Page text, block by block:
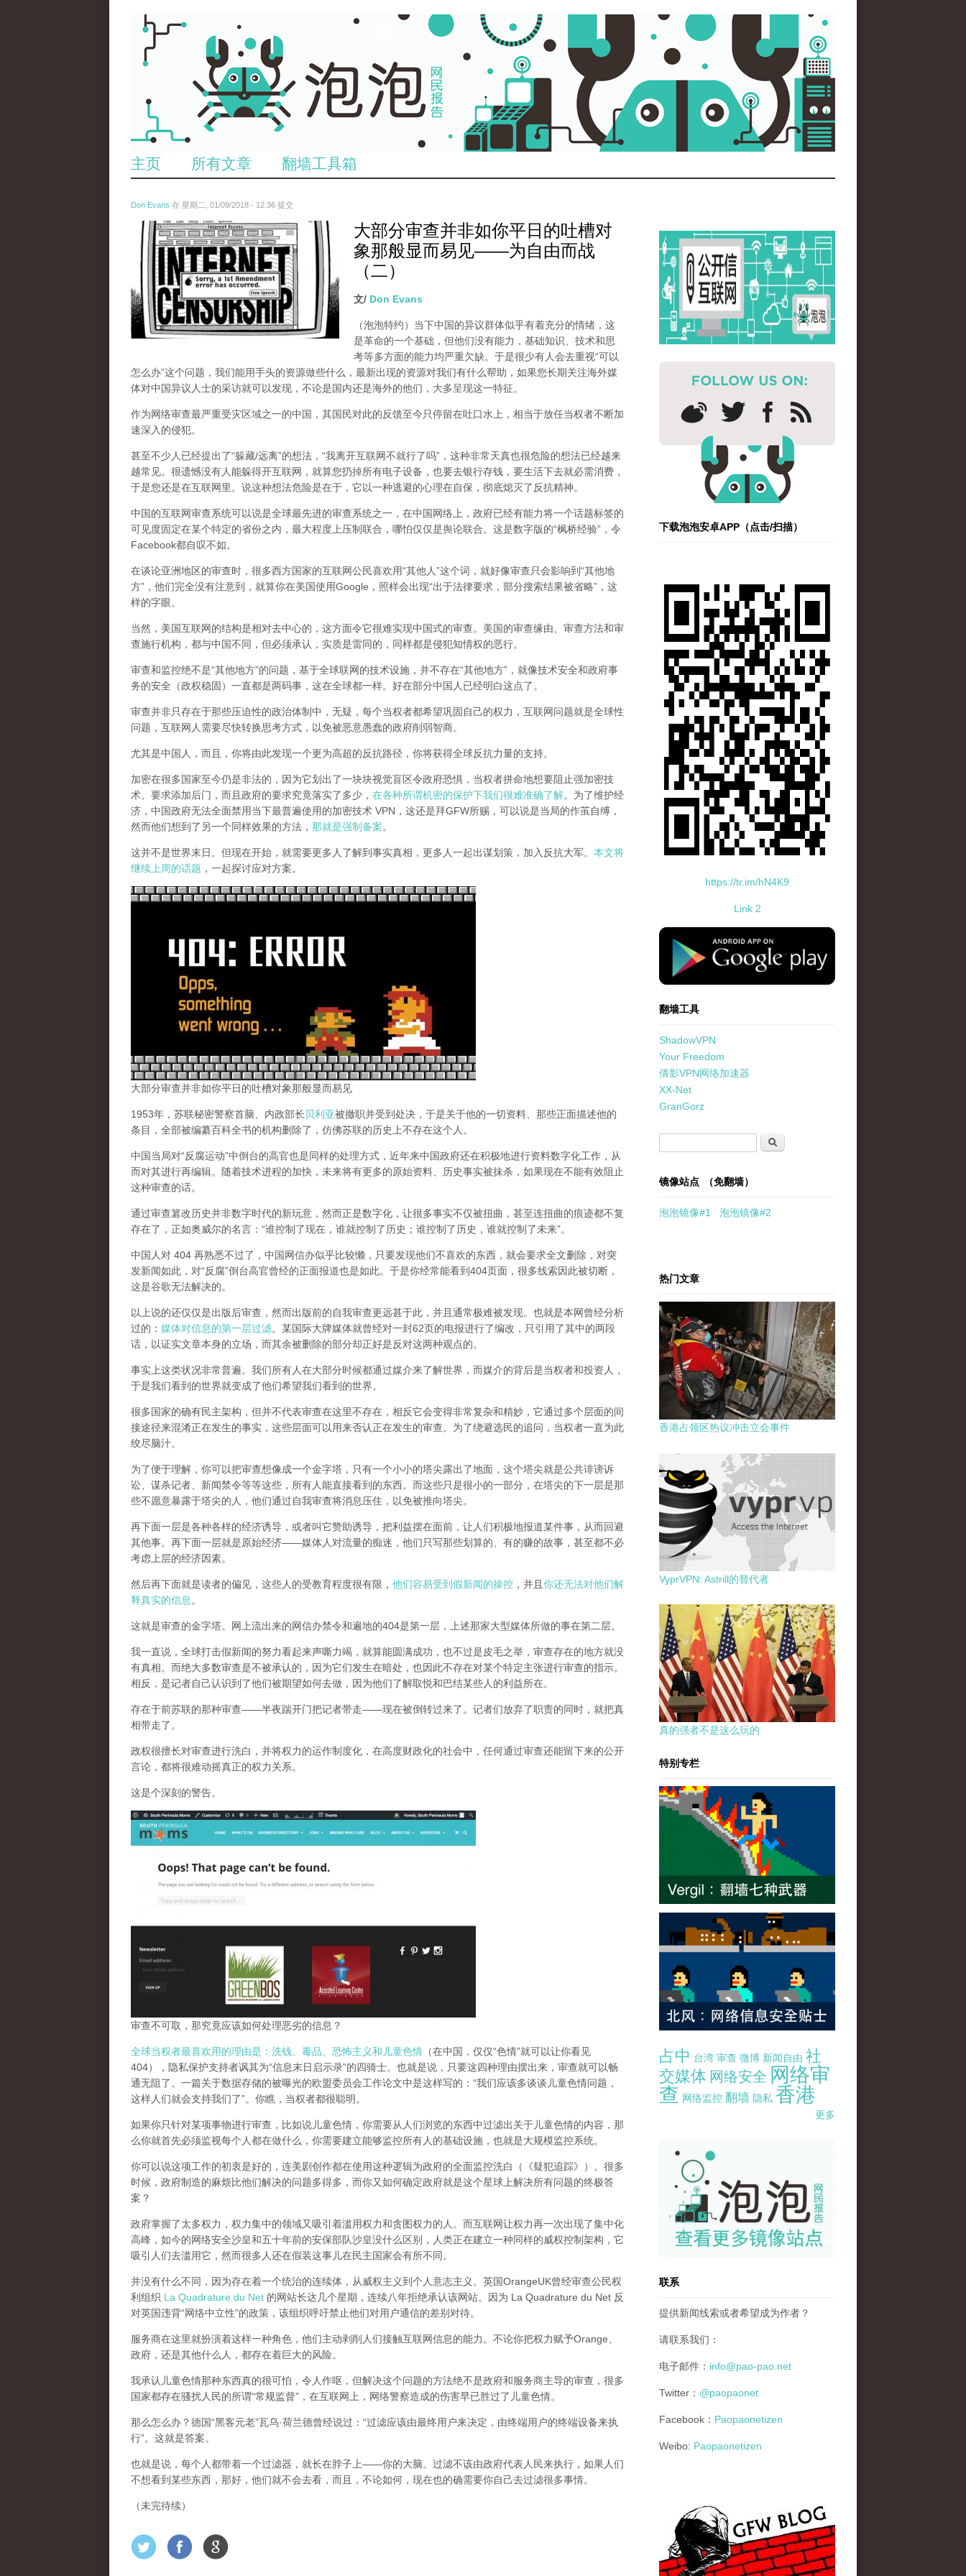
主页 所有文章 翻墙工具箱
Don Evans 在 星期二, 01/09/2018 - 12:36 提交
wechatimg866.jpeg
大部分审查并非如你平日的吐槽对
象那般显而易见——为自由而战
（二）
文/ Don Evans
（泡泡特约） 当下中国的异议群体似乎有着充分的情绪，这
是革命的一个基础，但他们没有能力，基础知识、技术和思
考等多方面的能力均严重欠缺。于是很少有人会去重视“可以
怎么办”这个问题，我们能用手头的资源做些什么，最新出现的资源对我们有什么帮助，如果您长期关注海外媒
体对中国异议人士的采访就可以发现，不论是国内还是海外的他们，大多呈现这一特征。
作为网络审查最严重受灾区域之一的中国，其国民对此的反馈至今只停留在吐口水上，相当于放任当权者不断加
速深入的侵犯。
甚至不少人已经提出了“躲藏/远离”的想法，“我离开互联网不就行了吗”，这种非常天真也很危险的想法已经越来
越常见。很遗憾没有人能躲得开互联网，就算您扔掉所有电子设备，也要去银行存钱，要生活下去就必需消费，
于是您还是在互联网里。说这种想法危险是在于，它以一种逃避的心理在自保，彻底熄灭了反抗精神。
中国的互联网审查系统可以说是全球最先进的审查系统之一，在中国网络上，政府已经有能力将一个话题标签的
可见度固定在某个特定的省份之内，最大程度上压制联合 ，哪怕仅仅是舆论联合。这是数字版的“枫桥经验”，令
Facebook都自叹不如。
在谈论亚洲地区的审查时，很多西方国家的互联网公民喜欢用“其他人”这个词，就好像审查只会影响到“其他地
方”，他们完全没有注意到， 就算你在美国使用Google，照样会出现“出于法律要求，部分搜索结果被省略”，这
样的字眼。
当然，美国互联网的结构是相对去中心的，这方面令它很难实现中国式的审查。美国的审查缘由、审查方法和审
查施行机构，都与中国不同，但必须承认， 实质是雷同的，同样都是侵犯知情权的恶行。
审查和监控绝不是“其他地方”的问题，基于全球联网的技术设施，并不存在“其他地方”，就像技术安全和政府事
务的安全（政权稳固）一直都是两码事，这在全球都一样。好在部分中国人已经明白这点了。
审查并非只存在于那些压迫性的政治体制中，无疑，每个当权者都希望巩固自己的权力，互联网问题就是全球性
问题，互联网人需要尽快转换思考方式，以免被恶意愚蠢的政府削弱智商。
尤其是中国人，而且，你将由此发现一个更为高超的反抗路径，你将获得全球反抗力量的支持。
加密在很多国家至今仍是非法的，因为它划出了一块块视觉盲区令政府恐惧，当权者拼命地想要阻止强加密技
术、要求添加后门，而且政府的要求究竟落实了多少， 在各种所谓机密的保护下我们很难准确了解。为了维护经
济，中国政府无法全面禁用当下最普遍使用的加密技术 VPN，这还是拜GFW所赐，可以说是当局的作茧自缚，
然而他们想到了另一个同样效果的方法， 那就是强制备案。
这并不是世界末日。但现在开始，就需要更多人了解到事实真相，更多人一起出谋划策，加入反抗大军。 本文将
继续上周的话题 ，一起探讨应对方案。
大部分审查并非如你平日的吐槽对象那般显而易见
1953年，苏联秘密警察首脑、内政部长贝利亚被撤职并受到处决，于是关于他的一切资料、那些正面描述他的
条目，全部被编纂百科全书的机构删除了，仿佛苏联的历史上不存在这个人。
中国当局对“反腐运动”中倒台的高官也是同样的处理方式，近年来中国政府还在积极地进行资料数字化工作，从
而对其进行再编辑。随着技术进程的加快，未来将有更多的原始资料、历史事实被抹杀，如果现在不能有效阻止
这种审查的话。
通过审查篡改历史并非数字时代的新玩意，然而正是数字化，让很多事实不仅被扭曲，甚至连扭曲的痕迹都不复
存在了，正如奥威尔的名言：“谁控制了现在，谁就控制了历史；谁控制了历史，谁就控制了未来”。
中国人对 404 再熟悉不过了，中国网信办似乎比较懒，只要发现他们不喜欢的东西，就会要求全文删除，对突
发新闻如此，对“反腐”倒台高官曾经的正面报道也是如此。于是你经常能看到404页面， 很多线索因此被切断，
这是谷歌无法解决的。
以上说的还仅仅是出版后审查，然而出版前的自我审查更远甚于此，并且通常极难被发现。 也就是本网曾经分析
过的： 媒体对信息的第一层过滤。某国际大牌媒体就曾经对一封62页的电报进行了编改，只引用了其中的两段
话，以证实文章本身的立场，而其余被删除的部分却正好是反对这两种观点的。
事实上这类状况非常普遍。我们所有人在大部分时候都通过媒介来了解世界，而媒介的背后是当权者和投资人，
于是我们看到的世界就变成了他们希望我们看到的世界。
很多国家的确有民主架构，但并不代表审查在这里不存在，相反它会变得非常复杂和精妙，它通过多个层面的间
接途径来混淆正在发生的事实，这些层面可以用来否认正在发生的审查。为了绕避选民的追问，当权者一直为此
绞尽脑汁。
为了便于理解，你可以把审查想像成一个金字塔，只有一个小小的塔尖露出了地面，这个塔尖就是公共诽谤诉
讼、谋杀记者、新闻禁令等等这些，所有人能直接看到的东西。而这些只是很小的一部分，在塔尖的下一层是那
些不愿意暴露于塔尖的人，他们通过自我审查将消息压住，以免被推向塔尖。
再下面一层是各种各样的经济诱导，或者叫它赞助诱导，把利益摆在面前，让人们积极地报道某件事，从而回避
其他事。再下面一层就是原始经济——媒体人对流量的痴迷，他们只写那些划算的、有的赚的故事，甚至都不必
考虑上层的经济因素。
然后再下面就是读者的偏见，这些人的受教育程度很有限， 他们容易受到假新闻的操控 ，并且 你还无法对他们解
释真实的信息 。
这就是审查的金字塔。网上流出来的网信办禁令和遍地的404是第一层，上述那家大型媒体所做的事在第二层。
我一直说，全球打击假新闻的努力看起来声嘶力竭，就算能圆满成功，也不过是皮毛之举，审查存在的地方就没
有真相。而绝大多数审查是不被承认的，因为它们发生在暗处，也因此不存在对某个特定主张进行审查的指示。
相反，是记者自己认识到了他们被期望如何去做，因为他们了解取悦和巴结某些人的利益所在。
存在于前苏联的那种审查——半夜踹开门把记者带走——现在被倒转过来了。记者们放弃了职责的同时，就把真
相带走了。
政权很擅长对审查进行洗白，并将权力的运作制度化，在高度财政化的社会中，任何通过审查还能留下来的公开
言论，都将很难动摇真正的权力关系。
这是个深刻的警告。
审查不可取，那究竟应该如何处理恶劣的信息？
全球当权者最喜欢用的理由是：洗钱、毒品、恐怖主义和儿童色情 （在中国，仅仅“色情”就可以让你看见
404），隐私保护支持者讽其为“信息末日启示录”的四骑士。也就是说，只要这四种理由摆出来，审查就可以畅
通无阻了。一篇关于数据存储的被曝光的欧盟委员会工作论文中是这样写的：“我们应该多谈谈儿童色情问题，
这样人们就会支持我们了”。你瞧，当权者都很聪明。
如果你只针对某项事物进行审查，比如说儿童色情，你需要从人们浏览的东西中过滤出关于儿童色情的内容，那
么你就首先必须监视每个人都在做什么，你需要建立能够监控所有人的基础设施，也就是大规模监控系统。
你可以说这项工作的初衷是好的，连美剧创作都在使用这种逻辑为政府的全面监控洗白（《疑犯追踪》）。 很多
时候，政府制造的麻烦比他们解决的问题多得多，而你又如何确定政府就是这个星球上解决所有问题的终极答
案？
政府掌握了太多权力，权力集中的领域又吸引着滥用权力和贪图权力的人。而互联网让权力再一次出现了集中化
高峰， 如今的网络安全沙皇和五十年前的安保部队沙皇没什么区别，人类正在建立一种同样的威权控制架构，它
吸引人们去滥用它，然而很多人还在假装这事儿在民主国家会有所不同。
并没有什么不同，因为存在着一个统治的连续体，从威权主义到个人意志主义。英国OrangeUK曾经审查公民权
利组织 La Quadrature du Net 的网站长达几个星期，连续八年拒绝承认该网站。因为 La Quadrature du Net 反
对英国违背“网络中立性”的政策，该组织呼吁禁止他们对用户通信的差别对待。
服务商在这里就扮演着这样一种角色，他们主动剥削人们接触互联网信息的能力。不论你把权力赋予Orange、
政府，还是其他什么人，都存在着巨大的风险。
我承认儿童色情那种东西真的很可怕，令人作呕，但解决这个问题的方法绝不是政府和服务商主导的审查，很多
国家都存在骚扰人民的所谓“常规监督”，在互联网上，网络警察造成的伤害早已胜过了儿童色情。
那么怎么办？德国“黑客元老”瓦乌·荷兰德曾经说过：“过滤应该由最终用户来决定，由终端用户的终端设备来执
行”。这就是答案。
也就是说，每个人都带着一个过滤器，就长在脖子上——你的大脑。过滤不该由政府代表人民来执行，如果人们
不想看到某些东西，那好，他们就不会去看，而且，不论如何，现在也的确需要你自己去过滤很多事情。
（未完待续）
下载泡泡安卓APP（点击/扫描）
https://tr.im/hN4K9
Link 2
standard-icon-googleplay-app-store.png
翻墙工具
ShadowVPN
Your Freedom
倩影VPN网络加速器
XX-Net
GranGorz
搜索
镜像站点 （免翻墙）
泡泡镜像#1 泡泡镜像#2
热门文章
香港占领区热议冲击立会事件
VyprVPN: Astrill的替代者
真的强者不是这么玩的
特别专栏
占中 台湾 审查 微博 新闻自由 社
交媒体 网络安全 网络审
查 网络监控 翻墙 隐私 香港
更多
pao-pao-banner-mirror-site-120814.jpg
联系
提供新闻线索或者希望成为作者？
请联系我们：
电子邮件： info@pao-pao.net
Twitter： @paopaonet
Facebook： Paopaonetizen
Weibo: Paopaonetizen
gfw_blog_small.jpg